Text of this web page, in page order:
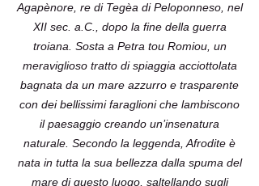
Agapènore, re di Tegèa di Peloponneso, nel
XII sec. a.C., dopo la fine della guerra
troiana. Sosta a Petra tou Romiou, un
meraviglioso tratto di spiaggia acciottolata
bagnata da un mare azzurro e trasparente
con dei bellissimi faraglioni che lambiscono
il paesaggio creando un’insenatura
naturale. Secondo la leggenda, Afrodite è
nata in tutta la sua bellezza dalla spuma del
mare di questo luogo, saltellando sugli